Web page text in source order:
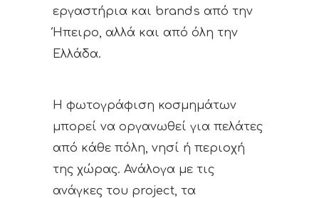
εργαστήρια και brands από την
Ήπειρο, αλλά και από όλη την
Ελλάδα.
Η φωτογράφιση κοσμημάτων
μπορεί να οργανωθεί για πελάτες
από κάθε πόλη, νησί ή περιοχή
της χώρας. Ανάλογα με τις
ανάγκες του project, τα